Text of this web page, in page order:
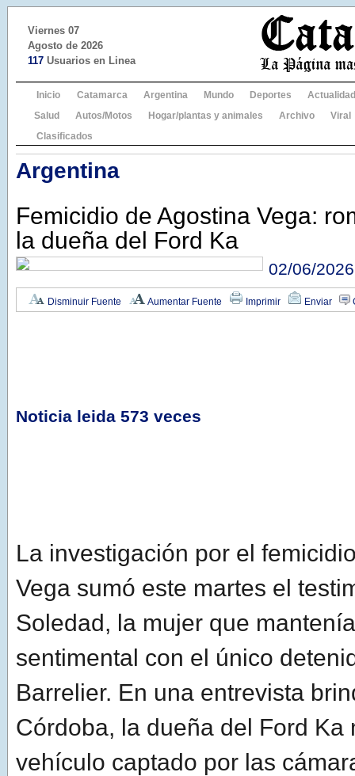
Viernes 07
Agosto de 2026
117 Usuarios en Linea
Inicio Catamarca Argentina Mundo Deportes
Actualidad
Salud
Autos/Motos Hogar/plantas y animales Archivo
Viral
Clasificados
Argentina
Femicidio de Agostina Vega:
la dueña del Ford Ka
02/06/2026
Disminuir Fuente Aumentar Fuente Imprimir Enviar
Noticia leida 573 veces
La investigación por el
Vega sumó este martes el
Soledad, la mujer que
sentimental con el único
Barrelier. En una entrevista
Córdoba, la dueña del Ford
vehículo captado por las